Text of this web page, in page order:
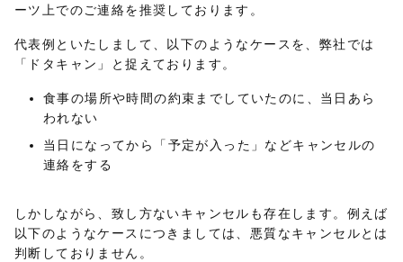
ーツ上でのご連絡を推奨しております。
代表例といたしまして、以下のようなケースを、弊社では
「ドタキャン」と捉えております。
食事の場所や時間の約束までしていたのに、当日あら
われない
当日になってから「予定が入った」などキャンセルの
連絡をする
しかしながら、致し方ないキャンセルも存在します。例えば
以下のようなケースにつきましては、悪質なキャンセルとは
判断しておりません。